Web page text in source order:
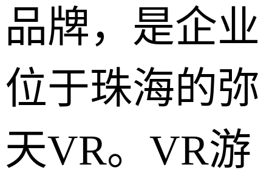
品牌，是企业
位于珠海的弥
天VR。VR游